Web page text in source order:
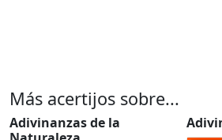
Más acertijos sobre...
Adivinanzas de la